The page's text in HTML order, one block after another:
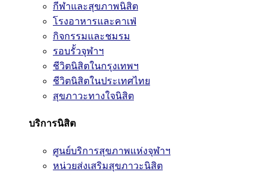
กีฬาและสุขภาพนิสิต
โรงอาหารและคาเฟ่
กิจกรรมและชมรม
รอบรั้วจุฬาฯ
ชีวิตนิสิตในกรุงเทพฯ
ชีวิตนิสิตในประเทศไทย
สุขภาวะทางใจนิสิต
บริการนิสิต
ศูนย์บริการสุขภาพแห่งจุฬาฯ
หน่วยส่งเสริมสุขภาวะนิสิต